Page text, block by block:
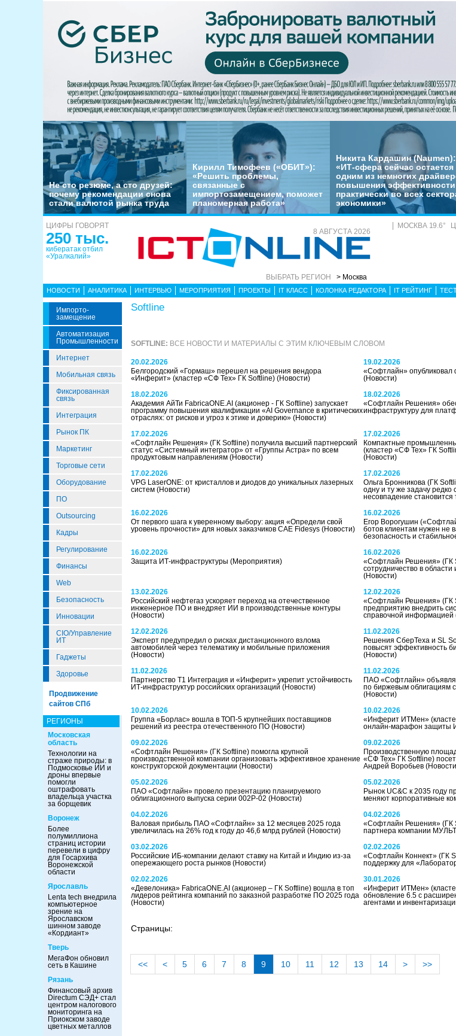
Не сто резюме, а сто друзей:
почему рекомендации снова
стали валютой рынка труда
Кирилл Тимофеев («ОБИТ»):
«Решить проблемы,
связанные с
импортозамещением, поможет
планомерная работа»
Никита Кардашин (Naumen):
«ИТ-сфера сейчас остается
одним из немногих
повышения эффективности
практически во всех
экономики»
ЦИФРЫ ГОВОРЯТ
250 тыс.
кибератак отбил
«Уралкалий»
8 АВГУСТА 2026
ВЫБРАТЬ РЕГИОН > Москва
МОСКВА 19.6°
НОВОСТИ АНАЛИТИКА ИНТЕРВЬЮ МЕРОПРИЯТИЯ ПРОЕКТЫ IT КЛАСС КОЛОНКА РЕДАКТОРА IT РЕЙТИНГ
Импорто­
Замещение
Автоматизация
Промышленности
Интернет
Мобильная связь
Фиксированная
связь
Интеграция
Рынок ПК
Маркетинг
Торговые сети
Оборудование
ПО
Outsourcing
Кадры
Регулирование
Финансы
Web
Безопасность
Инновации
CIO/Управление
ИТ
Гаджеты
Здоровье
Продвижение
сайтов СПб
РЕГИОНЫ
Московская
область
Технологии на
страже природы: в
Подмосковье ИИ и
дроны впервые
помогли
оштрафовать
владельца участка
за борщевик
Воронеж
Более
полумиллиона
страниц истории
перевели в цифру
для Госархива
Воронежской
области
Ярославль
Lenta tech внедрила
компьютерное
зрение на
Ярославском
шинном заводе
«Кордиант»
Тверь
МегаФон обновил
сеть в Кашине
Рязань
Финансовый архив
Directum СЭД+ стал
центром налогового
мониторинга на
Приокском заводе
цветных металлов
Softline
SOFTLINE: ВСЕ НОВОСТИ И МАТЕРИАЛЫ С ЭТИМ КЛЮЧЕВЫМ СЛОВОМ
20.02.2026
Белгородский «Гормаш» перешел на решения вендора
«Инферит» (кластер «СФ Тех» ГК Softline) (Новости)
19.02.2026
«Софтлайн» опубликовал
(Новости)
18.02.2026
Академия АйТи FabricaONE.AI (акционер - ГК Softline) запускает
программу повышения квалификации «AI Governance в критических
отраслях: от рисков и угроз к этике и доверию» (Новости)
18.02.2026
«Софтлайн Решения»
инфраструктуру для
17.02.2026
«Софтлайн Решения» (ГК Softline) получила высший партнерский
статус «Системный интегратор» от «Группы Астра» по всем
продуктовым направлениям (Новости)
17.02.2026
Компактные
(кластер «СФ Тех» ГК
(Новости)
17.02.2026
VPG LaserONE: от кристаллов и диодов до уникальных лазерных
систем (Новости)
17.02.2026
Ольга Бронникова (ГК
одну и ту же задачу
несовпадение становится
16.02.2026
От первого шага к уверенному выбору: акция «Определи свой
уровень прочности» для новых заказчиков CAE Fidesys (Новости)
16.02.2026
Егор Ворогушин
ботов клиентам нужен не
безопасность и
16.02.2026
Защита ИТ-инфраструктуры (Мероприятия)
16.02.2026
«Софтлайн Решения» (ГК
сотрудничество в
(Новости)
13.02.2026
Российский нефтегаз ускоряет переход на отечественное
инженерное ПО и внедряет ИИ в производственные контуры
(Новости)
12.02.2026
«Софтлайн Решения» (ГК
предприятию внедрить
справочной информацией
12.02.2026
Эксперт предупредил о рисках дистанционного взлома
автомобилей через телематику и мобильные приложения
(Новости)
11.02.2026
Решения СберТеха и SL
повысят эффективность
(Новости)
11.02.2026
Партнерство Т1 Интеграция и «Инферит» укрепит устойчивость
ИТ-инфраструктур российских организаций (Новости)
11.02.2026
ПАО «Софтлайн»
по биржевым облигациям
(Новости)
10.02.2026
Группа «Борлас» вошла в ТОП-5 крупнейших поставщиков
решений из реестра отечественного ПО (Новости)
10.02.2026
«Инферит ИТМен»
онлайн-марафон защиты
09.02.2026
«Софтлайн Решения» (ГК Softline) помогла крупной
производственной компании организовать эффективное хранение
конструкторской документации (Новости)
09.02.2026
Производственную
«СФ Тех» ГК Softline)
Андрей Воробьев
05.02.2026
ПАО «Софтлайн» провело презентацию планируемого
облигационного выпуска серии 002Р-02 (Новости)
05.02.2026
Рынок UC&C к 2035 году
меняют корпоративные
04.02.2026
Валовая прибыль ПАО «Софтлайн» за 12 месяцев 2025 года
увеличилась на 26% год к году до 46,6 млрд рублей (Новости)
04.02.2026
«Софтлайн Решения» (ГК
партнера компании
03.02.2026
Российские ИБ-компании делают ставку на Китай и Индию из-за
опережающего роста рынков (Новости)
02.02.2026
«Софтлайн Коннект» (ГК
поддержку для
02.02.2026
«Девелоника» FabricaONE.AI (акционер – ГК Softline) вошла в топ
лидеров рейтинга компаний по заказной разработке ПО 2025 года
(Новости)
30.01.2026
«Инферит ИТМен»
обновление 6.5 с
агентами и
Страницы:
<< < 5 6 7 8 9 10 11 12 13 14 > >>